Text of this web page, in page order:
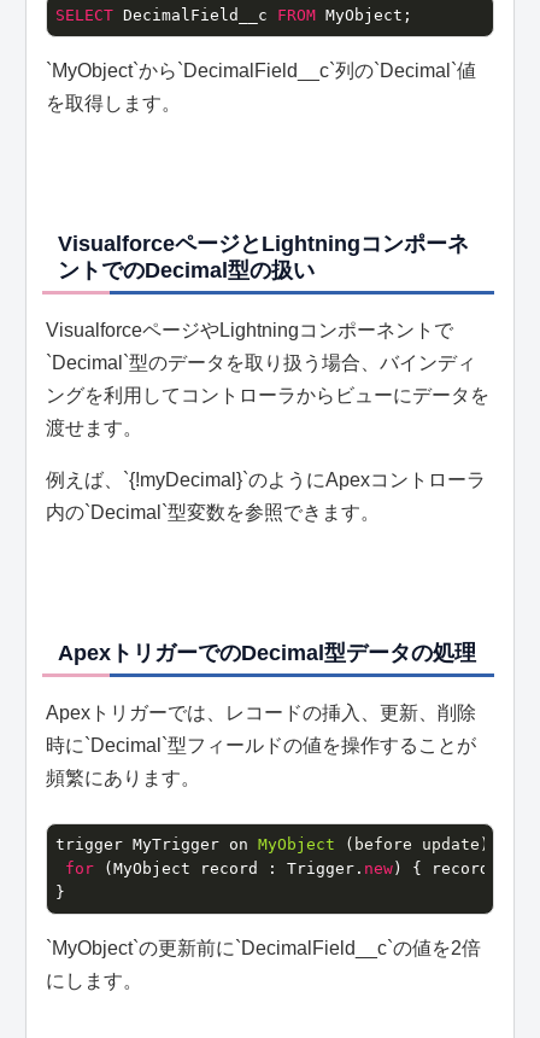
SELECT DecimalField__c FROM MyObject;
`MyObject`から`DecimalField__c`列の`Decimal`値
を取得します。
VisualforceページとLightningコンポーネ
ントでのDecimal型の扱い
VisualforceページやLightningコンポーネントで
`Decimal`型のデータを取り扱う場合、バインディ
ングを利用してコントローラからビューにデータを
渡せます。
例えば、`{!myDecimal}`のようにApexコントローラ
内の`Decimal`型変数を参照できます。
ApexトリガーでのDecimal型データの処理
Apexトリガーでは、レコードの挿入、更新、削除
時に`Decimal`型フィールドの値を操作することが
頻繁にあります。
trigger MyTrigger on MyObject (before update)
for (MyObject record : Trigger. new ) {
}
`MyObject`の更新前に`DecimalField__c`の値を2倍
にします。